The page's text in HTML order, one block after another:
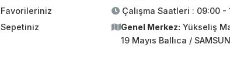
Favorileriniz
Sepetiniz
Çalışma Saatleri : 09:00 -
Genel Merkez: Yükseliş
19 Mayıs Ballıca / SAMSUN